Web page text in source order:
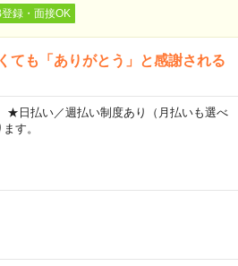
録・面接OK
ても「ありがとう」と感謝される
日払い／週払い制度あり（月払いも選べ
す。